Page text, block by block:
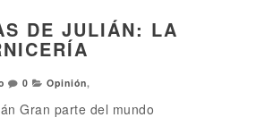
DE JULIÁN: LA
0 Opinión,
Gran parte del mundo